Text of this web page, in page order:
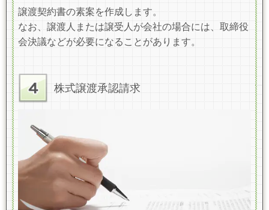
譲渡契約書の素案を作成します。
なお、譲渡人または譲受人が会社の場合には、取締役
会決議などが必要になることがあります。
株式譲渡承認請求